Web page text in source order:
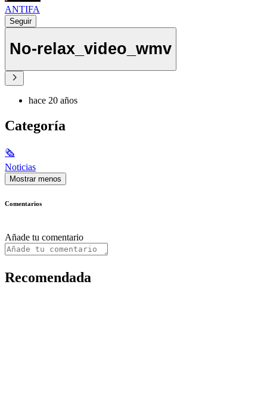
ANTIFA
Seguir
No-relax_video_wmv
hace 20 años
Categoría
🗞
Noticias
Mostrar menos
Comentarios
Añade tu comentario
Recomendada